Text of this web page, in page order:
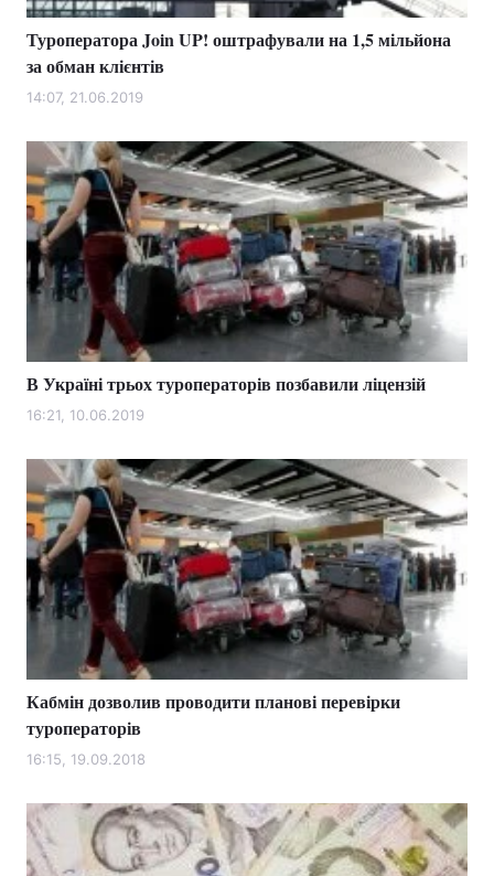
Туроператора Join UP! оштрафували на 1,5 мільйона
за обман клієнтів
14:07, 21.06.2019
В Україні трьох туроператорів позбавили ліцензій
16:21, 10.06.2019
Кабмін дозволив проводити планові перевірки
туроператорів
16:15, 19.09.2018